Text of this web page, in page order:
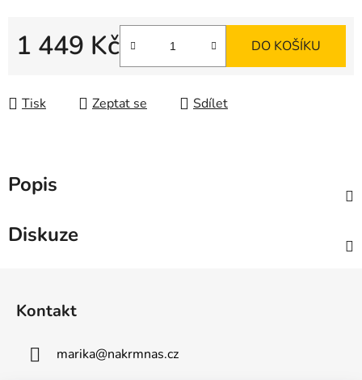
1 449 Kč DO KOŠÍKU
Tisk Zeptat se Sdílet
Popis
Diskuze
Kontakt
marika@nakrmnas.cz